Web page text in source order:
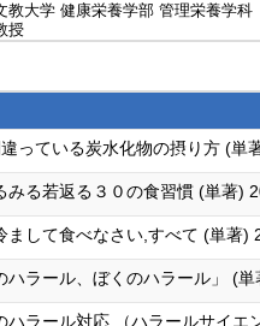
教大学 健康栄養学部 管理栄養学科
授
っている炭水化物の摂り方 (単
みる若返る３０の食習慣 (単著)
まして食べなさい,すべて (単著)
ハラール、ぼくのハラール」 (
ハラール対応 （ハラールサイ